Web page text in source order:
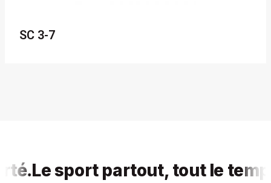
SC 3-7
Le sport partout, tout le temps,